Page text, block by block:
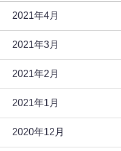
2021年4月
2021年3月
2021年2月
2021年1月
2020年12月